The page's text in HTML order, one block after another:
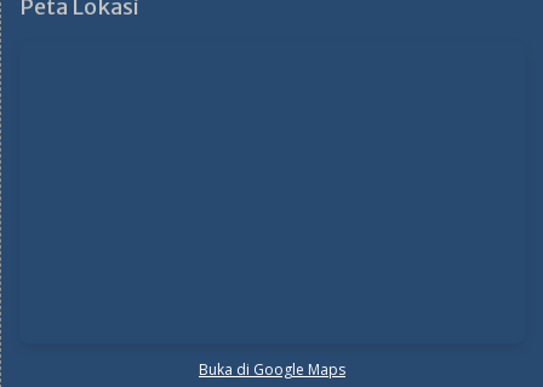
Peta Lokasi
Buka di Google Maps